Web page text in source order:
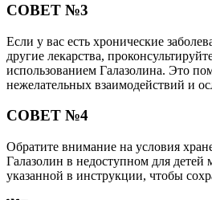
СОВЕТ №3
Если у вас есть хронические
другие лекарства,
использованием Галазолина. Это
нежелательных взаимодействий и
СОВЕТ №4
Обратите внимание на условия
Галазолин в недоступном для детей
указанной в инструкции, чтобы